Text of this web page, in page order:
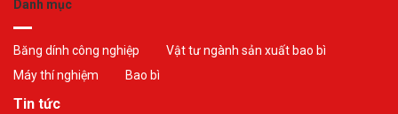
Danh mục
Băng dính công nghiệp
Vật tư ngành sản xuất bao bì
Máy thí nghiệm
Bao bì
Tin tức